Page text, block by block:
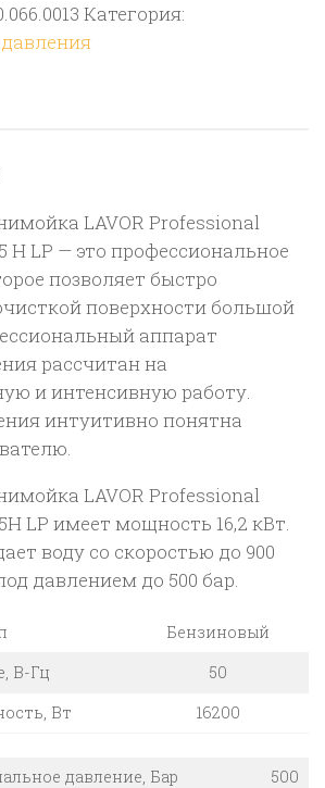
Категория:
LAVOR Professional
H LP — это профессиональное
позволяет быстро
поверхности большой
аппарат
рассчитан на
и интенсивную работу.
интуитивно понятна
LAVOR Professional
LP имеет мощность 16,2 кВт.
воду со скоростью до 900
давлением до 500 бар.
Бензиновый
В-Гц
50
Вт
16200
давление, Бар
500